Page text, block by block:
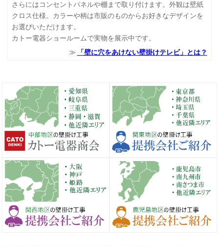
さらにはコンセントパネルや棚まで取り付けます。外観は壁紙
クロス仕様。カラーや柄は市販のものからお好きなデザインを
お選びいただけます。
カトー電器ショールームで実物を展示中です。
「壁に穴をあけない壁掛けテレビ」とは？